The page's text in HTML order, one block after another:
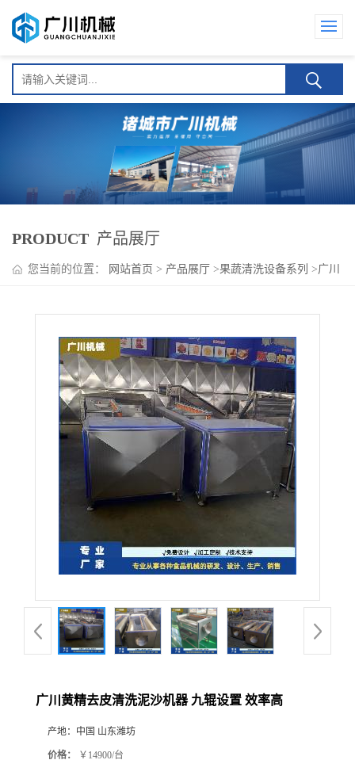
PRODUCT 产品展厅
您当前的位置： 网站首页 > 产品展厅 >果蔬清洗设备系列 >广川
广川黄精去皮清洗泥沙机器 九辊设置 效率高
产地： 中国 山东潍坊
价格： ￥14900/台